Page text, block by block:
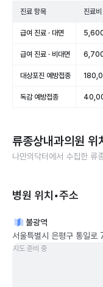
진료 항목 진료비
급여 진료 · 대면
급여 진료 · 비대면
대상포진 예방접종
독감 예방접종
류종상내과의원 위
나만의닥터에서 수집한 류
병원 위치•주소
불광역
서울특별시 은평구 통일로
지도 준비 중